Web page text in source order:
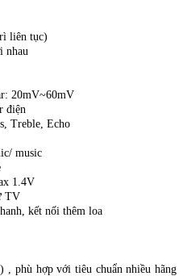
liên tục)
nhau
20mV~60mV
điện
Treble, Echo
music
1.4V
TV
kết nối thêm loa
phù hợp với tiêu chuẩn nhiều hãng